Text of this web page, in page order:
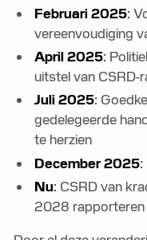
Februari 2025:
vereenvoudiging
April 2025:
uitstel van CSRD-
Juli 2025:
gedelegeerde
te herzien
December 2025
Nu: CSRD van
2028 rapporteren